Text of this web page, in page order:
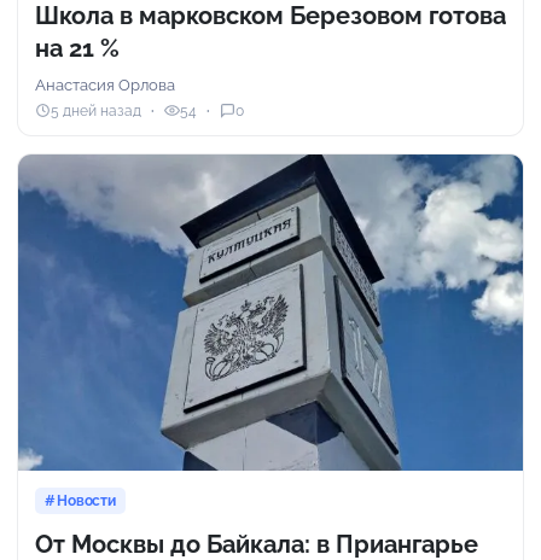
Школа в марковском Березовом готова
на 21 %
Анастасия Орлова
5 дней назад 54 0
Новости
От Москвы до Байкала: в Приангарье